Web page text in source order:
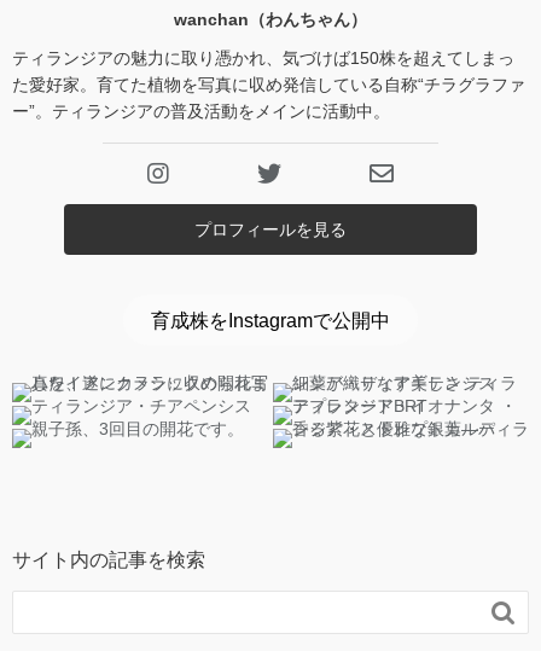
wanchan（わんちゃん）
ティランジアの魅力に取り憑かれ、気づけば150株を超えてしまっ
た愛好家。育てた植物を写真に収め発信している自称“チラグラファ
ー”。ティランジアの普及活動をメインに活動中。
プロフィールを見る
育成株をInstagramで公開中
サイト内の記事を検索
